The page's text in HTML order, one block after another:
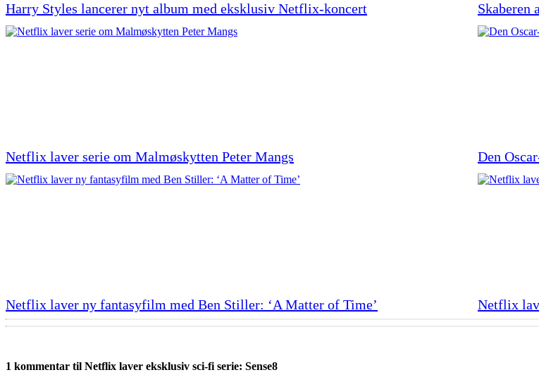
Harry Styles lancerer nyt album med eksklusiv Netflix-koncert Skaberen
Netflix laver serie om Malmøskytten Peter Mangs Den
Netflix laver ny fantasyfilm med Ben Stiller: ‘A Matter of Time’ Netflix
1 kommentar til Netflix laver eksklusiv sci-fi serie: Sense8